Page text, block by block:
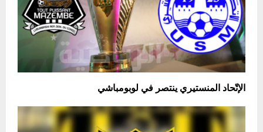
الإتّحاد المنستيري ينتصر في لوبومباشي